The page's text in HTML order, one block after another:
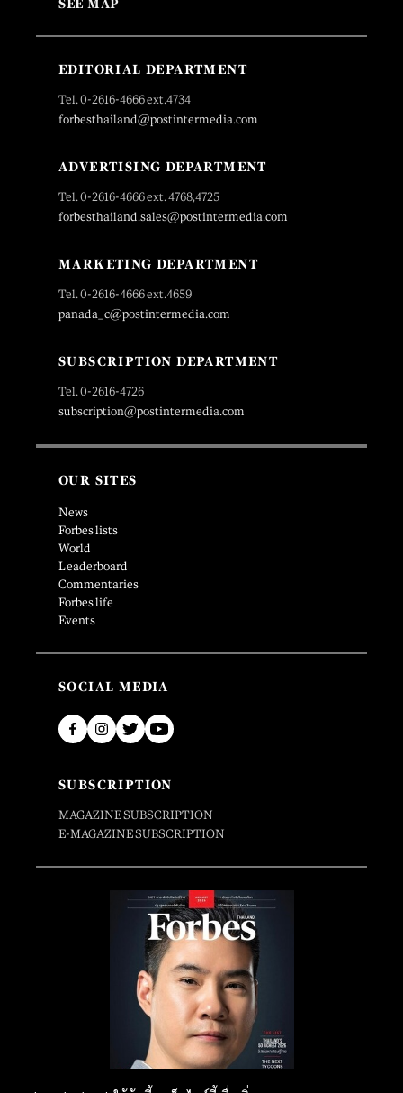
SEE MAP
EDITORIAL DEPARTMENT
Tel. 0-2616-4666 ext.4734
forbesthailand@postintermedia.com
ADVERTISING DEPARTMENT
Tel. 0-2616-4666 ext. 4768,4725
forbesthailand.sales@postintermedia.com
MARKETING DEPARTMENT
Tel. 0-2616-4666 ext.4659
panada_c@postintermedia.com
SUBSCRIPTION DEPARTMENT
Tel. 0-2616-4726
subscription@postintermedia.com
OUR SITES
News
Forbes lists
World
Leaderboard
Commentaries
Forbes life
Events
SOCIAL MEDIA
SUBSCRIPTION
MAGAZINE SUBSCRIPTION
E-MAGAZINE SUBSCRIPTION